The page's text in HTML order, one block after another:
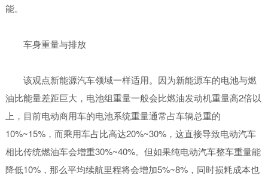
能。
车身重量与排放
该观点新能源汽车领域一样适用。因为新能源车的电池与燃
油比能量差距巨大，电池组重量一般会比燃油发动机重量高2倍以
上，目前电动商用车的电池系统重量通常占车辆总重的
10%~15%，而乘用车占比高达20%~30%，这直接导致电动汽车
相比传统燃油车会增重30%~40%。但如果纯电动汽车整车重量能
降低10%，那么平均续航里程将会增加5%~8%，同时损耗成本也